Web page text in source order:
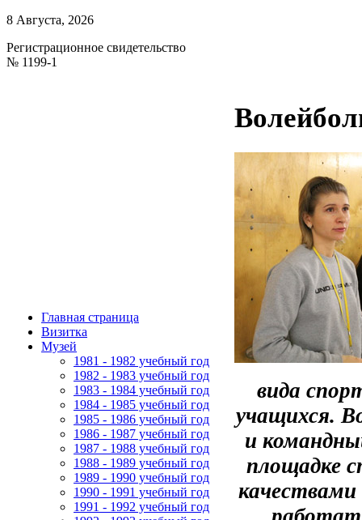
8 Августа, 2026
Регистрационное свидетельство
№ 1199-1
Главная страница
Визитка
Музей
1981 - 1982 учебный год
1982 - 1983 учебный год
1983 - 1984 учебный год
1984 - 1985 учебный год
1985 - 1986 учебный год
1986 - 1987 учебный год
1987 - 1988 учебный год
1988 - 1989 учебный год
1989 - 1990 учебный год
1990 - 1991 учебный год
1991 - 1992 учебный год
вида
учащихся.
и
площадке
качествами